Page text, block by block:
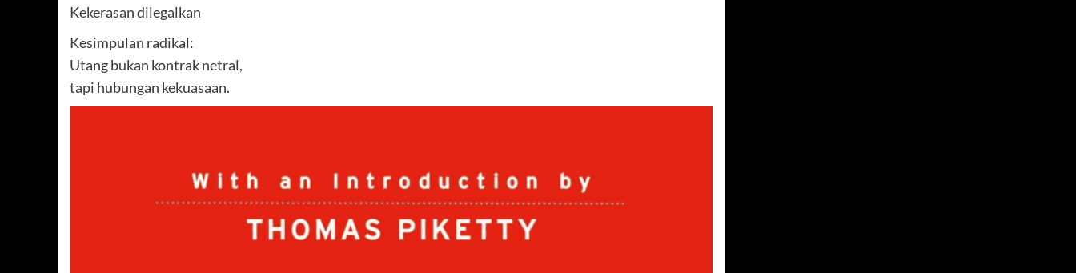
Kekerasan dilegalkan
Kesimpulan radikal:
Utang bukan kontrak netral,
tapi hubungan kekuasaan.